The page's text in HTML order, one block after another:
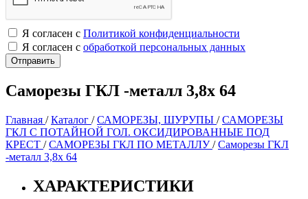
Я согласен с Политикой конфиденциальности
Я согласен с обработкой персональных данных
Саморезы ГКЛ -металл 3,8х 64
Главная /Каталог /САМОРЕЗЫ, ШУРУПЫ /САМОРЕЗЫ
ГКЛ С ПОТАЙНОЙ ГОЛ. ОКСИДИРОВАННЫЕ ПОД
КРЕСТ /САМОРЕЗЫ ГКЛ ПО МЕТАЛЛУ/Саморезы ГКЛ
-металл 3,8х 64
ХАРАКТЕРИСТИКИ